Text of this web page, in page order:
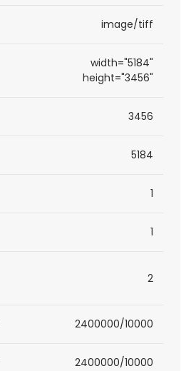
image/tiff
width="5184"
height="3456"
3456
5184
1
1
2
2400000/10000
2400000/10000